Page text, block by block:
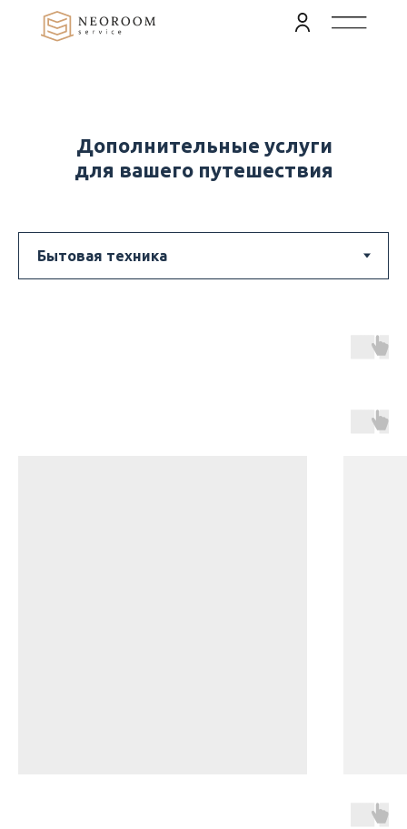
Дополнительные услуги
для вашего путешествия